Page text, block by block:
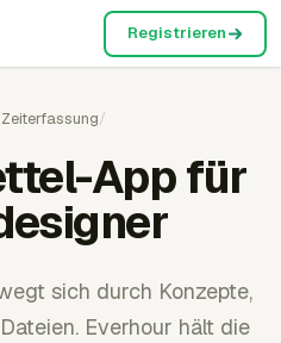
Registrieren
Zeiterfassung/
App für
sich durch Konzepte,
Everhour hält die